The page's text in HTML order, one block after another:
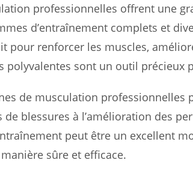
professionnelles offrent une
d’entraînement complets et
pour renforcer les muscles,
polyvalentes sont un outil précieux
de musculation professionnelles
blessures à l’amélioration des
peut être un excellent
sûre et efficace.